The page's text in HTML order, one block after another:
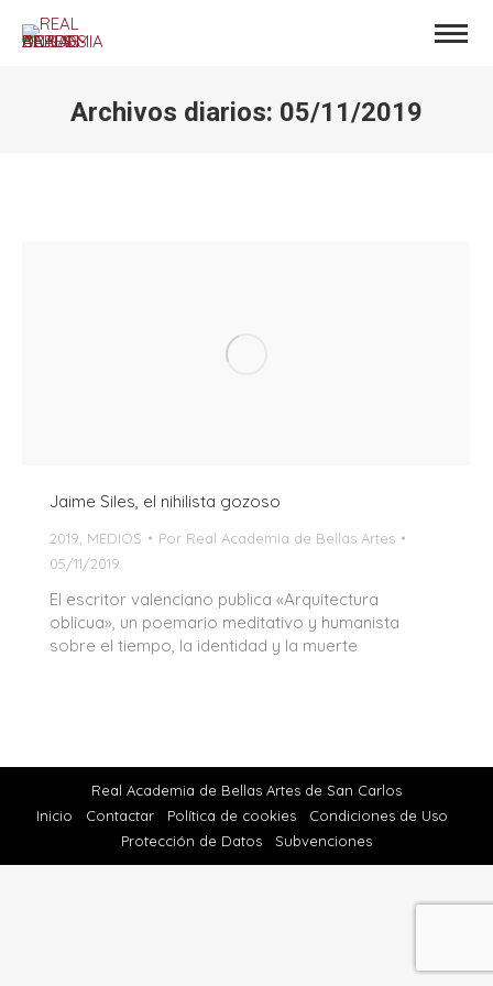
Archivos diarios: 05/11/2019
Jaime Siles, el nihilista gozoso
2019 MEDIOS Por Real Academia de Bellas Artes
05/11/2019
El escritor valenciano publica «Arquitectura
oblicua», un poemario meditativo y humanista
sobre el tiempo, la identidad y la muerte
Real Academia de Bellas Artes de San Carlos
Inicio
Contactar Política de cookies
Condiciones de Uso
Protección de Datos
Subvenciones